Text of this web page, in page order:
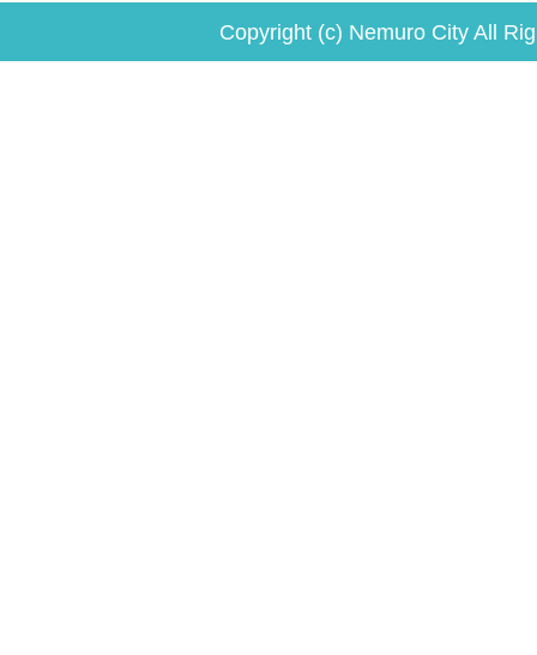
Copyright (c) Nemuro City All